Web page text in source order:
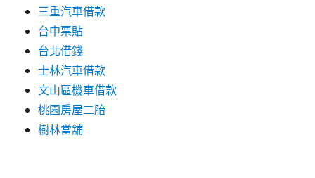
三重汽車借款
台中票貼
台北借錢
士林汽車借款
文山區機車借款
桃園房屋二胎
樹林當舖